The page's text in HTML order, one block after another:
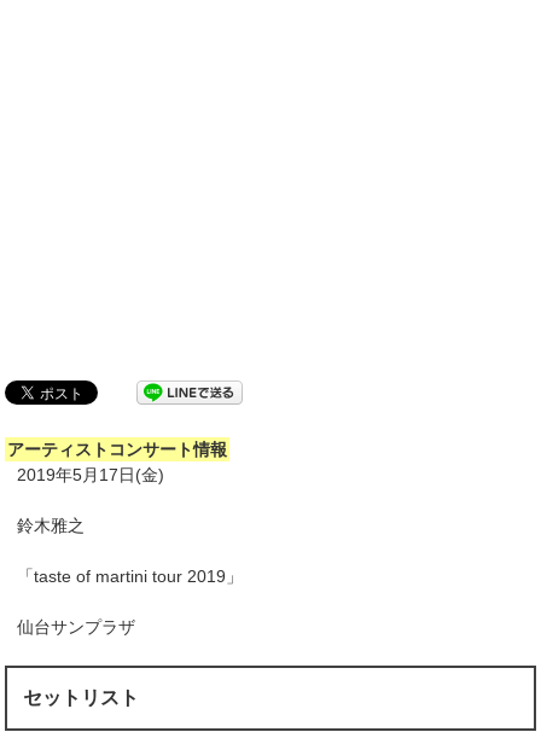
アーティストコンサート情報
2019年5月17日(金)
鈴木雅之
「taste of martini tour 2019」
仙台サンプラザ
セットリスト